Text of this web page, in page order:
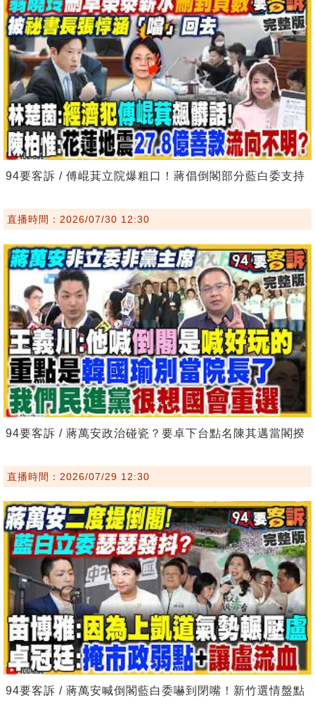
94要客訴 / 傅崐萁立院爆粗口！蔣倡倒閣部分藍白委支持
直播時間：2026/07/30 12:30
94要客訴 / 蔣萬安政治碰瓷？要卓下台點名陳其邁當閣揆
直播時間：2026/07/29 12:30
94要客訴 / 蔣萬安喊倒閣藍白委嚇到閉嘴！新竹選情盤點